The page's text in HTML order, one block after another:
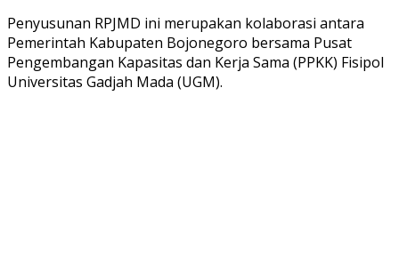
Penyusunan RPJMD ini merupakan kolaborasi antara
Pemerintah Kabupaten Bojonegoro bersama Pusat
Pengembangan Kapasitas dan Kerja Sama (PPKK) Fisipol
Universitas Gadjah Mada (UGM).